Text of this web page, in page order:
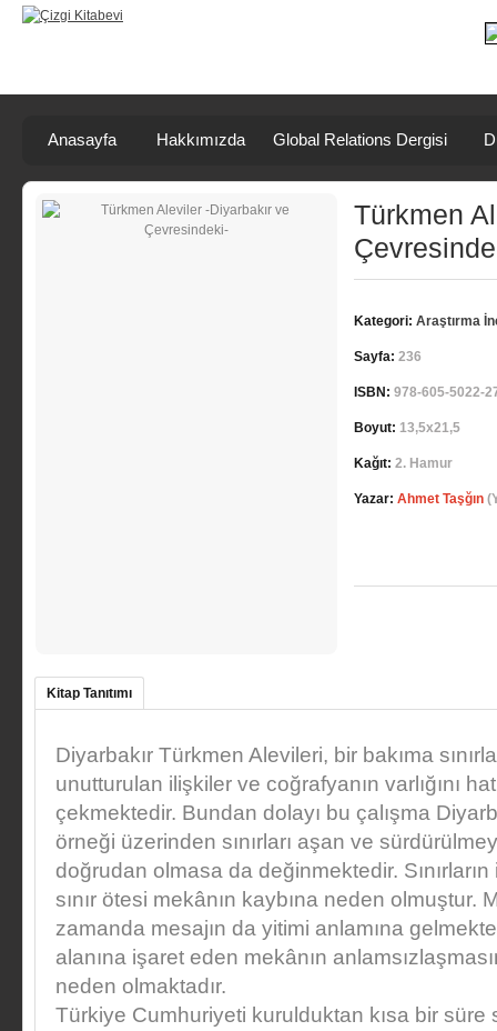
Anasayfa Hakkımızda Global Relations Dergisi
Türkmen
Kategori: Araştırma
Sayfa: 236
ISBN: 978-605-5022-
Boyut: 13,5x21,5
Kağıt: 2. Hamur
Yazar: Ahmet Taşğın
Kitap Tanıtımı
Diyarbakır Türkmen Alevileri, bir bakıma
unutturulan ilişkiler ve coğrafyanın varlığını
çekmektedir. Bundan dolayı bu çalışma
örneği üzerinden sınırları aşan ve
doğrudan olmasa da değinmektedir.
sınır ötesi mekânın kaybına neden olmuştur.
zamanda mesajın da yitimi anlamına
alanına işaret eden mekânın
neden olmaktadır.
Türkiye Cumhuriyeti kurulduktan kısa bir süre